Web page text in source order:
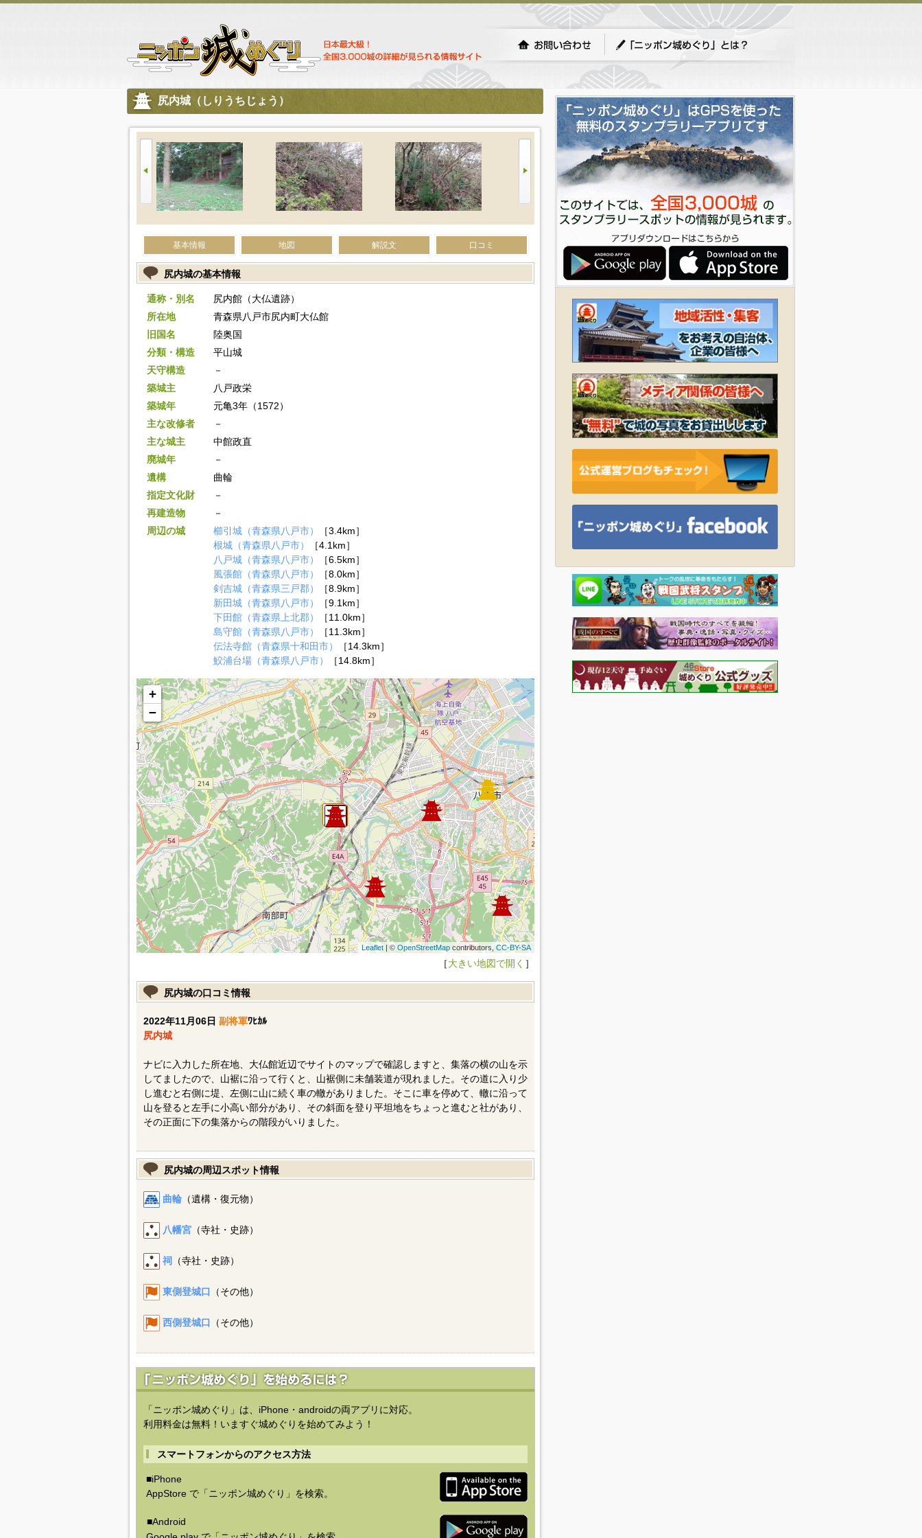
尻内城（しりうちじょう）
基本情報 地図 解説文 口コミ
尻内城の基本情報
通称・別名
尻内館（大仏遺跡）
所在地
青森県八戸市尻内町大仏館
旧国名
陸奥国
分類・構造
平山城
天守構造
－
築城主
八戸政栄
築城年
元亀3年（1572）
主な改修者
－
主な城主
中館政直
廃城年
－
遺構
曲輪
指定文化財
－
再建造物
－
周辺の城
櫛引城（青森県八戸市）
［3.4km］
根城（青森県八戸市）
［4.1km］
八戸城（青森県八戸市）
［6.5km］
風張館（青森県八戸市）
［8.0km］
剣吉城（青森県三戸郡）
［8.9km］
新田城（青森県八戸市）
［9.1km］
下田館（青森県上北郡）
［11.0km］
島守館（青森県八戸市）
［11.3km］
伝法寺館（青森県十和田市）
［14.3km］
鮫浦台場（青森県八戸市）
［14.8km］
+
−
Leaflet| © OpenStreetMapcontributors, CC-BY-SA
［大きい地図で開く ］
尻内城の口コミ情報
2022年11月06日 副将軍ﾜﾋｶﾙ
尻内城
ナビに入力した所在地、大仏館近辺でサイトのマップで確認しますと、集落の横の山を示
してましたので、山裾に沿って行くと、山裾側に未舗装道が現れました。その道に入り少
し進むと右側に堤、左側に山に続く車の轍がありました。そこに車を停めて、轍に沿って
山を登ると左手に小高い部分があり、その斜面を登り平坦地をちょっと進むと社があり、
その正面に下の集落からの階段がいりました。
尻内城の周辺スポット情報
曲輪（遺構・復元物）
八幡宮（寺社・史跡）
祠 （寺社・史跡）
東側登城口 （その他）
西側登城口 （その他）
「ニッポン城めぐり」は、iPhone・androidの両アプリに対応。
利用料金は無料！いますぐ城めぐりを始めてみよう！
スマートフォンからのアクセス方法
■iPhone
AppStore で「ニッポン城めぐり」を検索。
■Android